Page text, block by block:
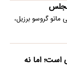
مجلس
گروسو برزیل،
است؛ اما نه